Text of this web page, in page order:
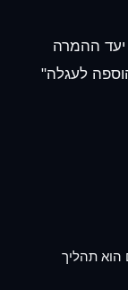
יעד ההמרה
לעגלה"
הוא תהליך